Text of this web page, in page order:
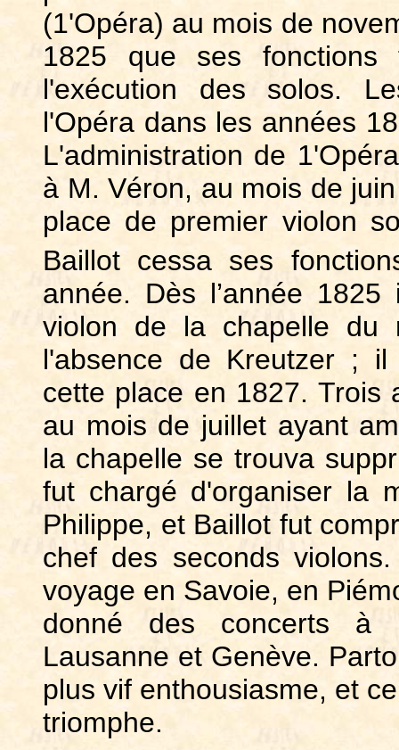
(1'Opéra) au mois de
1825 que ses fonctions
l'exécution des solos.
l'Opéra dans les années
L'administration de
à M. Véron, au mois de
place de premier violon
Baillot cessa ses
année. Dès l’année
violon de la chapelle
l'absence de Kreutzer ;
cette place en 1827. Trois
au mois de juillet ayant
la chapelle se trouva
fut chargé d'organiser la
Philippe, et Baillot fut
chef des seconds
voyage en Savoie, en
donné des concerts à
Lausanne et Genève.
plus vif enthousiasme, et
triomphe.